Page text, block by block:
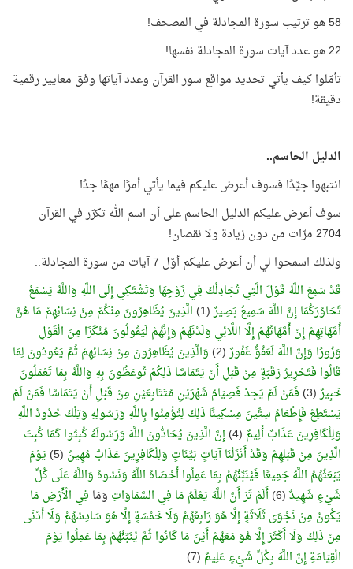
58 هو ترتيب سورة المجادلة في المصحف!
22 هو عدد آيات سورة المجادلة نفسها!
تأمّلوا كيف يأتي تحديد مواقع سور القرآن وعدد آياتها وفق معايير رقمية
دقيقة!
الدليل الحاسم..
انتبهوا جيِّدًا فسوف أعرض عليكم فيما يأتي أمرًا مهمًا جدًا..
سوف أعرض عليكم الدليل الحاسم على أن اسم الله تكرّر في القرآن
2704 مرّات من دون زيادة ولا نقصان!
ولذلك اسمحوا لي أن أعرض عليكم أوّل 7 آيات من سورة المجادلة..
قَدْ سَمِعَ اللَّهُ قَوْلَ الَّتِي تُجَادِلُكَ فِي زَوْجِهَا وَتَشْتَكِي إِلَى اللَّهِ وَاللَّهُ يَسْمَعُ
تَحَاوُرَكُمَا إِنَّ اللَّهَ سَمِيعٌ بَصِيرٌ(1)
الَّذِينَ يُظَاهِرُونَ مِنْكُمْ مِنْ نِسَائِهِمْ مَا هُنَّ
أُمَّهَاتِهِمْ إِنْ أُمَّهَاتُهُمْ إِلَّا اللَّائِي وَلَدْنَهُمْ وَإِنَّهُمْ لَيَقُولُونَ مُنْكَرًا مِنَ الْقَوْلِ
وَزُورًا وَإِنَّ اللَّهَ لَعَفُوٌّ غَفُورٌ(2)
وَالَّذِينَ يُظَاهِرُونَ مِنْ نِسَائِهِمْ ثُمَّ يَعُودُونَ لِمَا
قَالُوا فَتَحْرِيرُ رَقَبَةٍ مِنْ قَبْلِ أَنْ يَتَمَاسَّا ذَلِكُمْ تُوعَظُونَ بِهِ وَاللَّهُ بِمَا تَعْمَلُونَ
خَبِيرٌ(3)
فَمَنْ لَمْ يَجِدْ فَصِيَامُ شَهْرَيْنِ مُتَتَابِعَيْنِ مِنْ قَبْلِ أَنْ يَتَمَاسَّا فَمَنْ لَمْ
يَسْتَطِعْ فَإِطْعَامُ سِتِّينَ مِسْكِينًا ذَلِكَ لِتُؤْمِنُوا بِاللَّهِ وَرَسُولِهِ وَتِلْكَ حُدُودُ اللَّهِ
وَلِلْكَافِرِينَ عَذَابٌ أَلِيمٌ (4)
إِنَّ الَّذِينَ يُحَادُّونَ اللَّهَ وَرَسُولَهُ كُبِتُوا كَمَا كُبِتَ
الَّذِينَ مِنْ قَبْلِهِمْ وَقَدْ أَنْزَلْنَا آيَاتٍ بَيِّنَاتٍ وَلِلْكَافِرِينَ عَذَابٌ مُهِينٌ (5)
يَوْمَ
يَبْعَثُهُمُ اللَّهُ جَمِيعًا فَيُنَبِّئُهُمْ بِمَا عَمِلُوا أَحْصَاهُ اللَّهُ وَنَسُوهُ وَاللَّهُ عَلَى كُلِّ
شَيْءٍ شَهِيدٌ(6) أَلَمْ تَرَ أَنَّ اللَّهَ يَعْلَمُ مَا فِي السَّمَاوَاتِ وَمَافِي الْأَرْضِ مَا
يَكُونُ مِنْ نَجْوَى ثَلَاثَةٍ إِلَّا هُوَ رَابِعُهُمْ وَلَا خَمْسَةٍ إِلَّا هُوَ سَادِسُهُمْ وَلَا أَدْنَى
مِنْ ذَلِكَ وَلَا أَكْثَرَ إِلَّا هُوَ مَعَهُمْ أَيْنَ مَا كَانُوا ثُمَّ يُنَبِّئُهُمْ بِمَا عَمِلُوا يَوْمَ
الْقِيَامَةِ إِنَّ اللَّهَ بِكُلِّ شَيْءٍ عَلِيمٌ (7)